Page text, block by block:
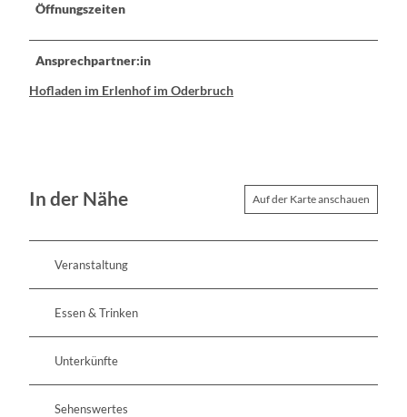
Öffnungszeiten
Ansprechpartner:in
Hofladen im Erlenhof im Oderbruch
In der Nähe Auf der Karte anschauen
Veranstaltung
Essen & Trinken
Unterkünfte
Sehenswertes